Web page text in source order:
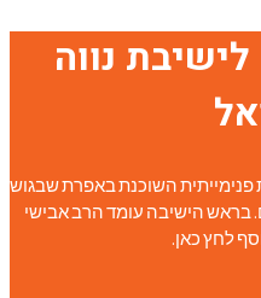
נווה
פנימייתית השוכנת באפרת שבגוש
כ 270 תלמידים. בראש הישיבה עומד הרב אבישי
לחץ כאן.